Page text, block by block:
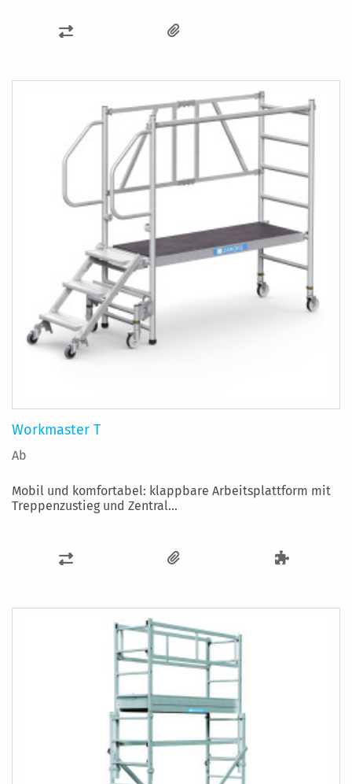
ZUR
HINZUFÜGEN
Workmaster T
Ab
Mobil und komfortabel: klappbare Arbeitsplattform mit
Treppenzustieg und Zentral...
ZUR
HINZUFÜGEN